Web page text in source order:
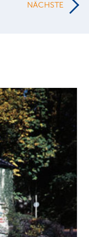
NÄCHSTE